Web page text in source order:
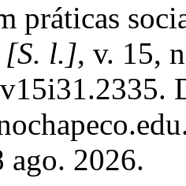
práticas
[S. l.], v. 15,
ago. 2026.